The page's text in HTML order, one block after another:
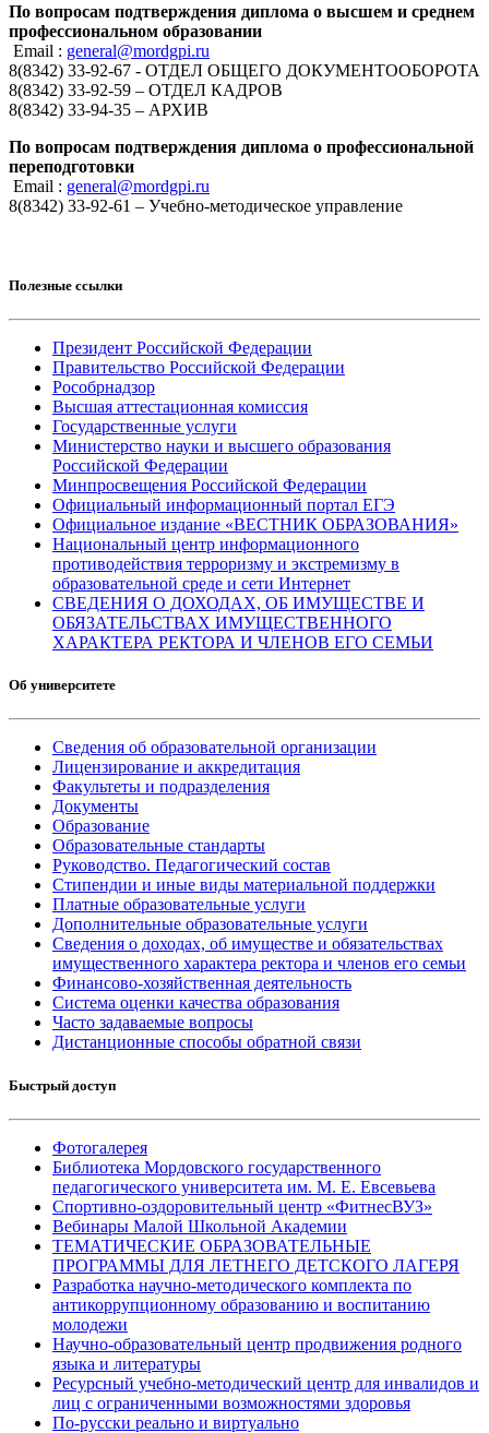
По вопросам подтверждения диплома о высшем и среднем
профессиональном образовании
Email : general@mordgpi.ru
8(8342) 33-92-67 - ОТДЕЛ ОБЩЕГО ДОКУМЕНТООБОРОТА
8(8342) 33-92-59 – ОТДЕЛ КАДРОВ
8(8342) 33-94-35 – АРХИВ
По вопросам подтверждения диплома о профессиональной
переподготовки
Email : general@mordgpi.ru
8(8342) 33-92-61 – Учебно-методическое управление
Полезные ссылки
Президент Российской Федерации
Правительство Российской Федерации
Рособрнадзор
Высшая аттестационная комиссия
Государственные услуги
Министерство науки и высшего образования
Российской Федерации
Минпросвещения Российской Федерации
Официальный информационный портал ЕГЭ
Официальное издание «ВЕСТНИК ОБРАЗОВАНИЯ»
Национальный центр информационного
противодействия терроризму и экстремизму в
образовательной среде и сети Интернет
СВЕДЕНИЯ О ДОХОДАХ, ОБ ИМУЩЕСТВЕ И
ОБЯЗАТЕЛЬСТВАХ ИМУЩЕСТВЕННОГО
ХАРАКТЕРА РЕКТОРА И ЧЛЕНОВ ЕГО СЕМЬИ
Об университете
Сведения об образовательной организации
Лицензирование и аккредитация
Факультеты и подразделения
Документы
Образование
Образовательные стандарты
Руководство. Педагогический состав
Стипендии и иные виды материальной поддержки
Платные образовательные услуги
Дополнительные образовательные услуги
Сведения о доходах, об имуществе и обязательствах
имущественного характера ректора и членов его семьи
Финансово-хозяйственная деятельность
Система оценки качества образования
Часто задаваемые вопросы
Дистанционные способы обратной связи
Быстрый доступ
Фотогалерея
Библиотека Мордовского государственного
педагогического университета им. М. Е. Евсевьева
Спортивно-оздоровительный центр «ФитнесВУЗ»
Вебинары Малой Школьной Академии
ТЕМАТИЧЕСКИЕ ОБРАЗОВАТЕЛЬНЫЕ
ПРОГРАММЫ ДЛЯ ЛЕТНЕГО ДЕТСКОГО ЛАГЕРЯ
Разработка научно-методического комплекта по
антикоррупционному образованию и воспитанию
молодежи
Научно-образовательный центр продвижения родного
языка и литературы
Ресурсный учебно-методический центр для инвалидов и
лиц с ограниченными возможностями здоровья
По-русски реально и виртуально